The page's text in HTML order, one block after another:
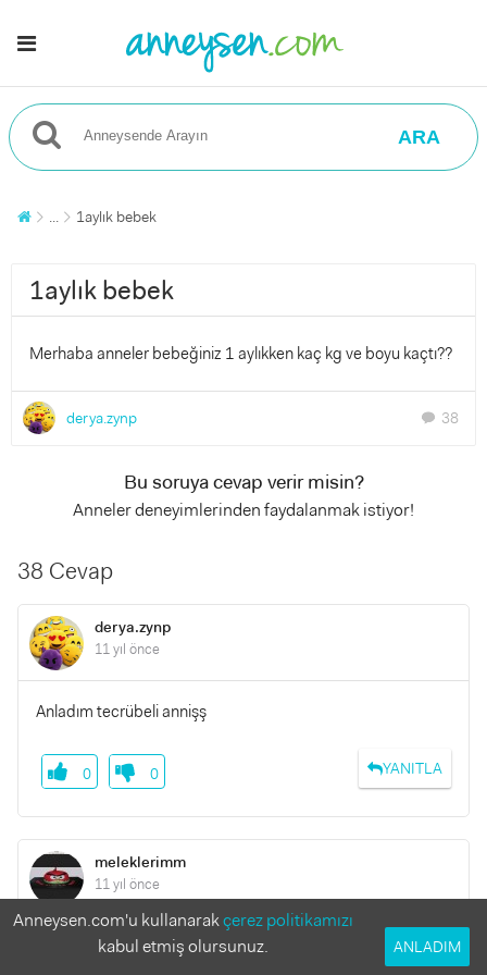
ARA
... 1aylık bebek
1aylık bebek
Merhaba anneler bebeğiniz 1 aylıkken kaç kg ve boyu kaçtı??
derya.zynp chat 38
Bu soruya cevap verir misin?
Anneler deneyimlerinden faydalanmak istiyor!
38 Cevap
derya.zynp
11 yıl önce
Anladım tecrübeli annişş
YANITLA
0 0
meleklerimm
11 yıl önce
Seninki gi
Anneysen.com'u kullanarakçerez politikamızı
kabul etmiş olursunuz.
ANLADIM